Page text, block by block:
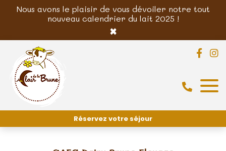
Nous avons le plaisir de vous dévoiler notre tout
nouveau calendrier du lait 2025 !
×
Réservez votre séjour